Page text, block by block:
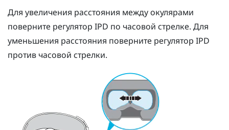
Для увеличения расстояния между окулярами
поверните регулятор IPD по часовой стрелке. Для
уменьшения расстояния поверните регулятор IPD
против часовой стрелки.